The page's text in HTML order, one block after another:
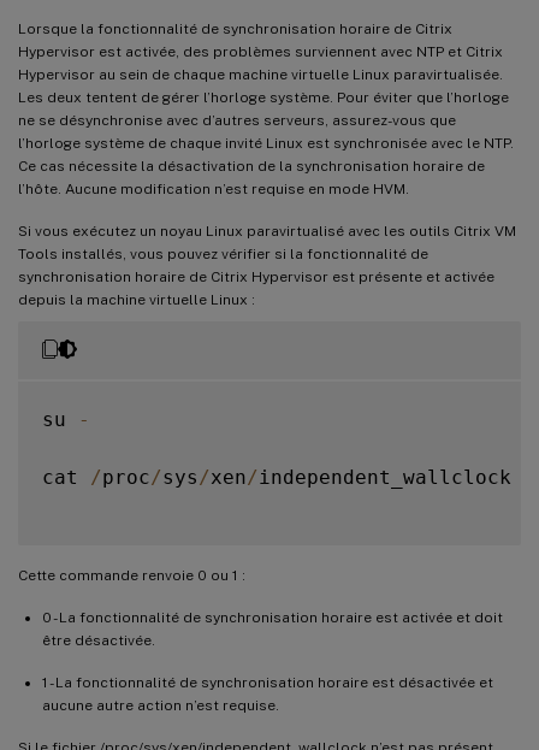
Lorsque la fonctionnalité de synchronisation horaire de Citrix
Hypervisor est activée, des problèmes surviennent avec NTP et Citrix
Hypervisor au sein de chaque machine virtuelle Linux paravirtualisée.
Les deux tentent de gérer l’horloge système. Pour éviter que l’horloge
ne se désynchronise avec d’autres serveurs, assurez-vous que
l’horloge système de chaque invité Linux est synchronisée avec le NTP.
Ce cas nécessite la désactivation de la synchronisation horaire de
l’hôte. Aucune modification n’est requise en mode HVM.
Si vous exécutez un noyau Linux paravirtualisé avec les outils Citrix VM
Tools installés, vous pouvez vérifier si la fonctionnalité de
synchronisation horaire de Citrix Hypervisor est présente et activée
depuis la machine virtuelle Linux :
su -
cat /proc/sys /xen/ independent_wallclock
Cette commande renvoie 0 ou 1 :
0 - La fonctionnalité de synchronisation horaire est activée et doit
être désactivée.
1 - La fonctionnalité de synchronisation horaire est désactivée et
aucune autre action n’est requise.